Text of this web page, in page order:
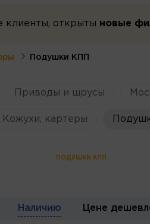
клиенты, открыты новые
Подушки КПП
Приводы и шрусы
Кожухи, картеры
ПОДУШКИ КПП
Наличию Цене